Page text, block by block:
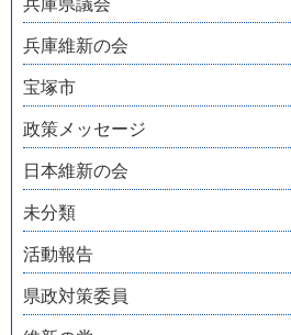
兵庫県議会
兵庫維新の会
宝塚市
政策メッセージ
日本維新の会
未分類
活動報告
県政対策委員